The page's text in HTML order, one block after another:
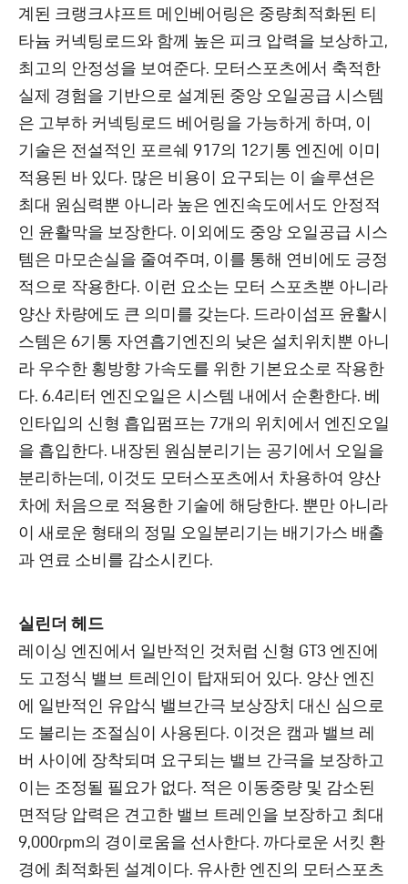
계된 크랭크샤프트 메인베어링은 중량최적화된 티
타늄 커넥팅로드와 함께 높은 피크 압력을 보상하고,
최고의 안정성을 보여준다. 모터스포츠에서 축적한
실제 경험을 기반으로 설계된 중앙 오일공급 시스템
은 고부하 커넥팅로드 베어링을 가능하게 하며, 이
기술은 전설적인 포르쉐 917의 12기통 엔진에 이미
적용된 바 있다. 많은 비용이 요구되는 이 솔루션은
최대 원심력뿐 아니라 높은 엔진속도에서도 안정적
인 윤활막을 보장한다. 이외에도 중앙 오일공급 시스
템은 마모손실을 줄여주며, 이를 통해 연비에도 긍정
적으로 작용한다. 이런 요소는 모터 스포츠뿐 아니라
양산 차량에도 큰 의미를 갖는다. 드라이섬프 윤활시
스템은 6기통 자연흡기엔진의 낮은 설치위치뿐 아니
라 우수한 횡방향 가속도를 위한 기본요소로 작용한
다. 6.4리터 엔진오일은 시스템 내에서 순환한다. 베
인타입의 신형 흡입펌프는 7개의 위치에서 엔진오일
을 흡입한다. 내장된 원심분리기는 공기에서 오일을
분리하는데, 이것도 모터스포츠에서 차용하여 양산
차에 처음으로 적용한 기술에 해당한다. 뿐만 아니라
이 새로운 형태의 정밀 오일분리기는 배기가스 배출
과 연료 소비를 감소시킨다.
실린더 헤드
레이싱 엔진에서 일반적인 것처럼 신형 GT3 엔진에
도 고정식 밸브 트레인이 탑재되어 있다. 양산 엔진
에 일반적인 유압식 밸브간극 보상장치 대신 심으로
도 불리는 조절심이 사용된다. 이것은 캠과 밸브 레
버 사이에 장착되며 요구되는 밸브 간극을 보장하고
이는 조정될 필요가 없다. 적은 이동중량 및 감소된
면적당 압력은 견고한 밸브 트레인을 보장하고 최대
9,000rpm의 경이로움을 선사한다. 까다로운 서킷 환
경에 최적화된 설계이다. 유사한 엔진의 모터스포츠